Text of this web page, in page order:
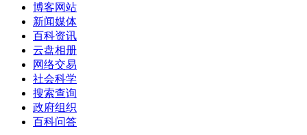
博客网站
新闻媒体
百科资讯
云盘相册
网络交易
社会科学
搜索查询
政府组织
百科问答